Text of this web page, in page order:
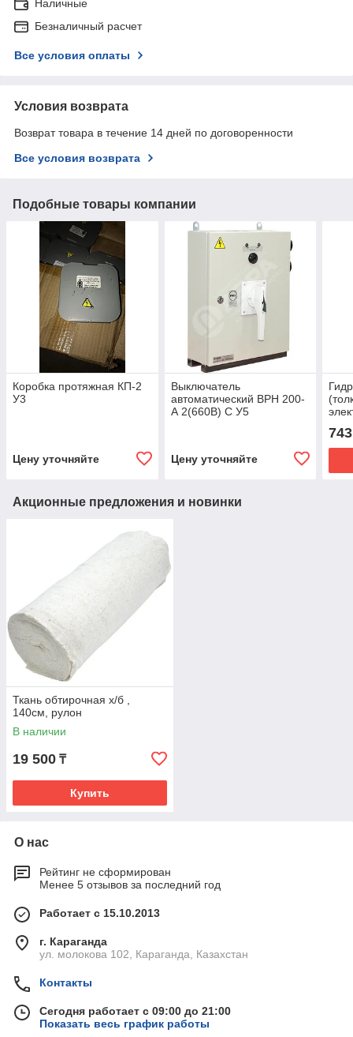
Наличные
Безналичный расчет
Все условия оплаты
Условия возврата
Возврат товара в течение 14 дней по договоренности
Все условия возврата
Подобные товары компании
Коробка протяжная КП-2
У3
Цену уточняйте
Выключатель
автоматический ВРН 200-
А 2(660В) С У5
Цену уточняйте
Акционные предложения и новинки
Ткань обтирочная х/б ,
140см, рулон
В наличии
19 500 ₸
Купить
О нас
Рейтинг не сформирован
Менее 5 отзывов за последний год
Работает с 15.10.2013
г. Караганда
ул. молокова 102, Караганда, Казахстан
Контакты
Сегодня работает с 09:00 до 21:00
Показать весь график работы